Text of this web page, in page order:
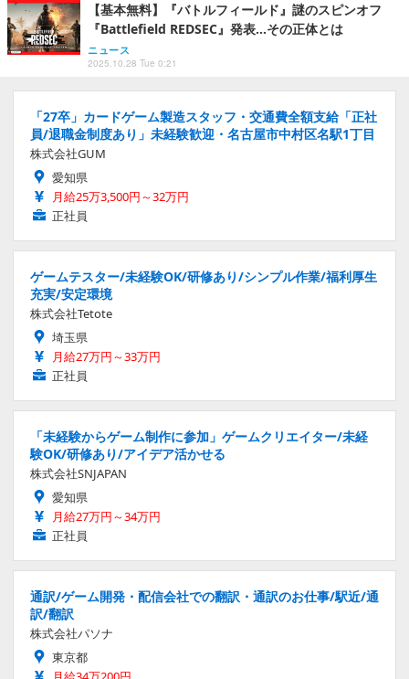
【基本無料】『バトルフィールド』謎のスピンオフ
『Battlefield REDSEC』発表…その正体とは
ニュース
2025.10.28 Tue 0:21
「27卒」カードゲーム製造スタッフ・交通費全額支給「正社
員/退職金制度あり」未経験歓迎・名古屋市中村区名駅1丁目
株式会社GUM
愛知県
月給25万3,500円～32万円
正社員
ゲームテスター/未経験OK/研修あり/シンプル作業/福利厚生
充実/安定環境
株式会社Tetote
埼玉県
月給27万円～33万円
正社員
「未経験からゲーム制作に参加」ゲームクリエイター/未経
験OK/研修あり/アイデア活かせる
株式会社SNJAPAN
愛知県
月給27万円～34万円
正社員
通訳/ゲーム開発・配信会社での翻訳・通訳のお仕事/駅近/通
訳/翻訳
株式会社パソナ
東京都